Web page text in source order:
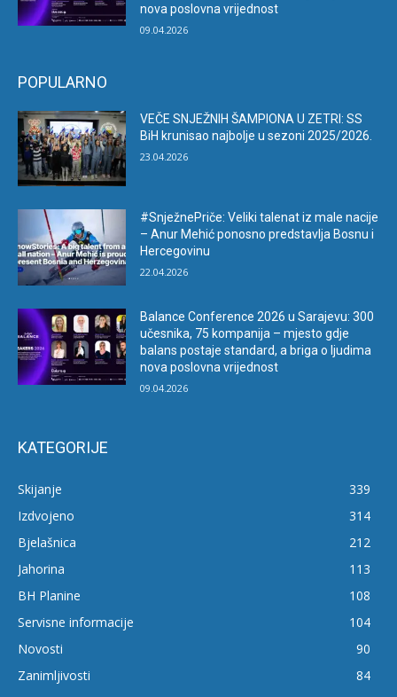
nova poslovna vrijednost
09.04.2026
POPULARNO
VEČE SNJEŽNIH ŠAMPIONA U ZETRI: SS
BiH krunisao najbolje u sezoni 2025/2026.
23.04.2026
#SnježnePriče: Veliki talenat iz male nacije
– Anur Mehić ponosno predstavlja Bosnu i
Hercegovinu
22.04.2026
Balance Conference 2026 u Sarajevu: 300
učesnika, 75 kompanija – mjesto gdje
balans postaje standard, a briga o ljudima
nova poslovna vrijednost
09.04.2026
KATEGORIJE
Skijanje
339
Izdvojeno
314
Bjelašnica
212
Jahorina
113
BH Planine
108
Servisne informacije
104
Novosti
90
Zanimljivosti
84